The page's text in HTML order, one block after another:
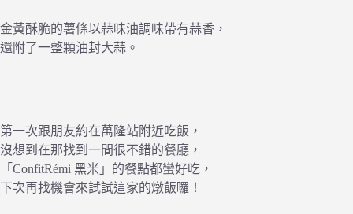
金黃酥脆的薯條以蒜味油調味帶有蒜香，
還附了一整顆油封大蒜。
第一次跟朋友約在萬隆站附近吃飯，
沒想到在那找到一間很不錯的餐廳，
「ConfitRémi 黑米」的餐點都蠻好吃，
下次再找機會來試試這家的燉飯囉！